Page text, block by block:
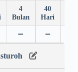
4
Bulan
40
Hari
➖ ➖